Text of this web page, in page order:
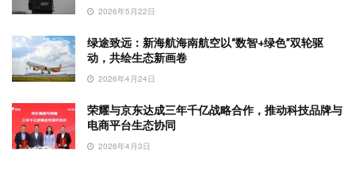
2026年5月22日
绿途致远：新海航海南航空以“数智+绿色”双轮驱
动，共绘生态新画卷
2026年4月24日
荣耀与京东达成三年千亿战略合作，推动科技品牌与
电商平台生态协同
2026年4月3日